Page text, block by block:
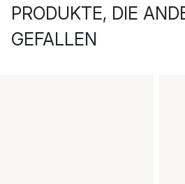
PRODUKTE, DIE
GEFALLEN